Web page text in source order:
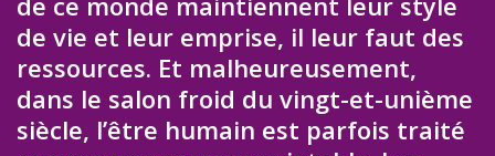
de vie et leur emprise, il leur faut des
ressources. Et malheureusement,
dans le salon froid du vingt-et-unième
siècle, l’être humain est parfois traité